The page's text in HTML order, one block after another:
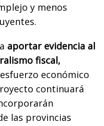
y menos
aportar evidencia al
fiscal,
económico
continuará
las provincias